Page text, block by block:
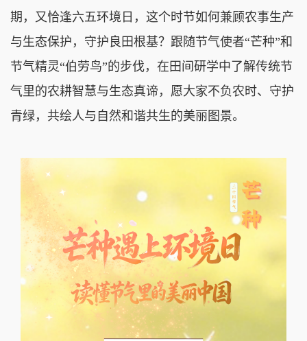
期，又恰逢六五环境日，这个时节如何兼顾农事生产
与生态保护，守护良田根基？跟随节气使者“芒种”和
节气精灵“伯劳鸟”的步伐，在田间研学中了解传统节
气里的农耕智慧与生态真谛，愿大家不负农时、守护
青绿，共绘人与自然和谐共生的美丽图景。